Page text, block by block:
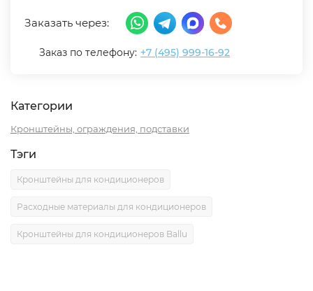
Заказать через:
Заказ по телефону: +7 (495) 999-16-92
Категории
Кронштейны, ограждения, подставки
Тэги
Кронштейны для кондиционеров
Расходные материалы для кондиционеров
Кронштейны для кондиционеров Ballu